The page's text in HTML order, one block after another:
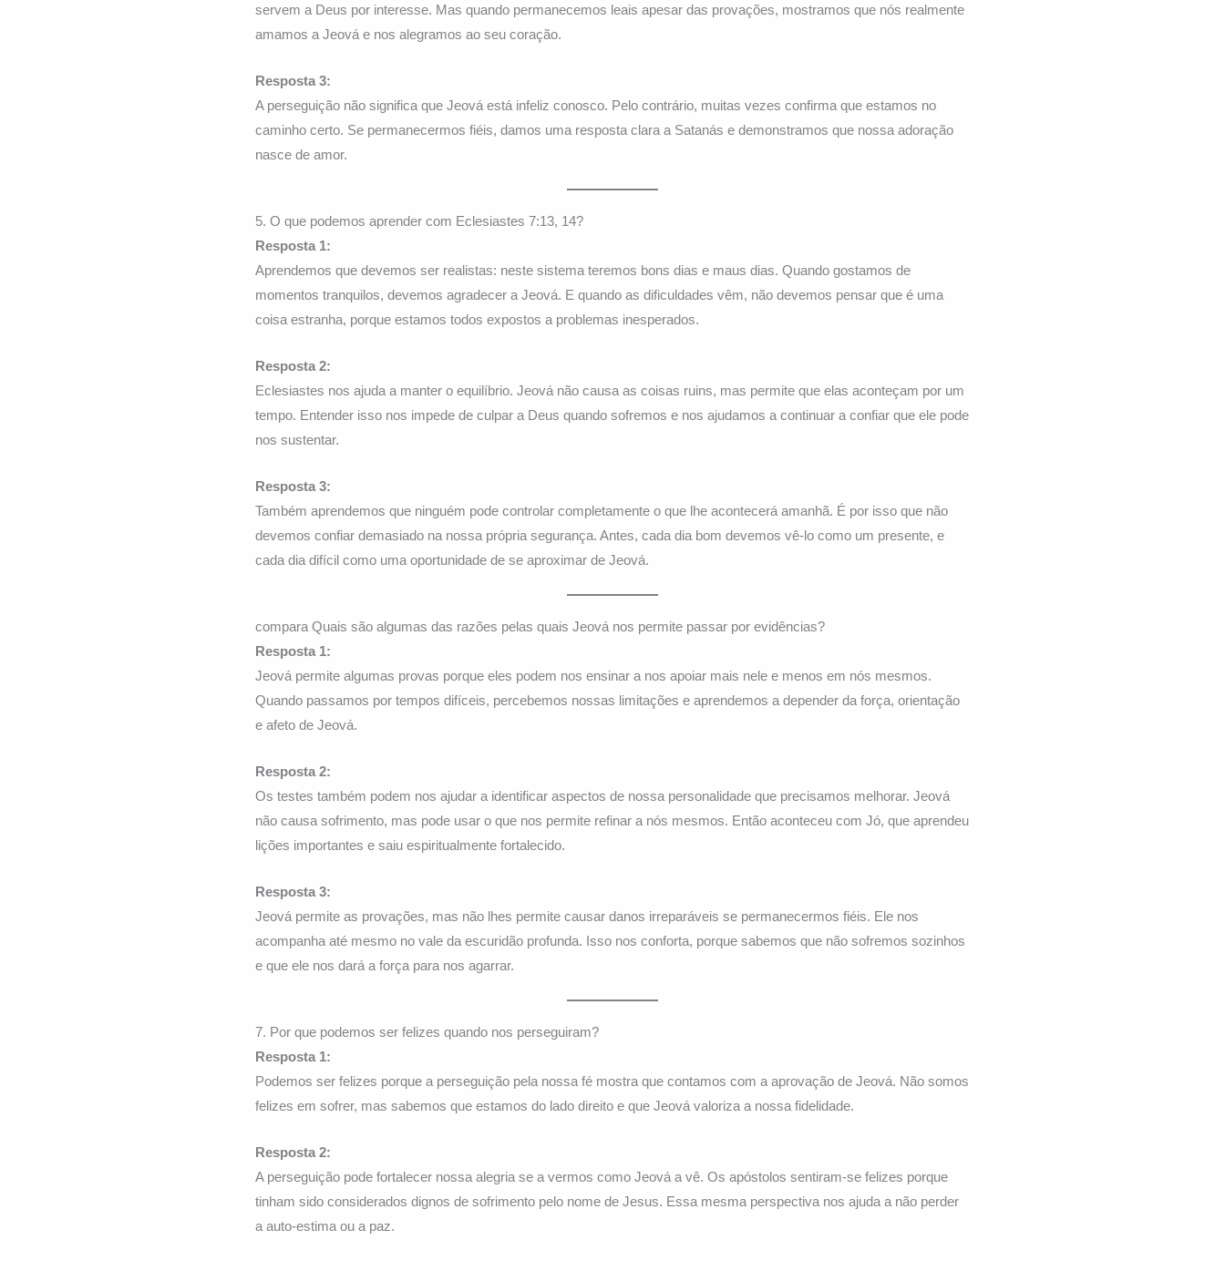
servem a Deus por interesse. Mas quando permanecemos leais apesar das provações, mostramos que nós realmente
amamos a Jeová e nos alegramos ao seu coração.
Resposta 3:
A perseguição não significa que Jeová está infeliz conosco. Pelo contrário, muitas vezes confirma que estamos no
caminho certo. Se permanecermos fiéis, damos uma resposta clara a Satanás e demonstramos que nossa adoração
nasce de amor.
5. O que podemos aprender com Eclesiastes 7:13, 14?
Resposta 1:
Aprendemos que devemos ser realistas: neste sistema teremos bons dias e maus dias. Quando gostamos de
momentos tranquilos, devemos agradecer a Jeová. E quando as dificuldades vêm, não devemos pensar que é uma
coisa estranha, porque estamos todos expostos a problemas inesperados.
Resposta 2:
Eclesiastes nos ajuda a manter o equilíbrio. Jeová não causa as coisas ruins, mas permite que elas aconteçam por um
tempo. Entender isso nos impede de culpar a Deus quando sofremos e nos ajudamos a continuar a confiar que ele pode
nos sustentar.
Resposta 3:
Também aprendemos que ninguém pode controlar completamente o que lhe acontecerá amanhã. É por isso que não
devemos confiar demasiado na nossa própria segurança. Antes, cada dia bom devemos vê-lo como um presente, e
cada dia difícil como uma oportunidade de se aproximar de Jeová.
compara Quais são algumas das razões pelas quais Jeová nos permite passar por evidências?
Resposta 1:
Jeová permite algumas provas porque eles podem nos ensinar a nos apoiar mais nele e menos em nós mesmos.
Quando passamos por tempos difíceis, percebemos nossas limitações e aprendemos a depender da força, orientação
e afeto de Jeová.
Resposta 2:
Os testes também podem nos ajudar a identificar aspectos de nossa personalidade que precisamos melhorar. Jeová
não causa sofrimento, mas pode usar o que nos permite refinar a nós mesmos. Então aconteceu com Jó, que aprendeu
lições importantes e saiu espiritualmente fortalecido.
Resposta 3:
Jeová permite as provações, mas não lhes permite causar danos irreparáveis se permanecermos fiéis. Ele nos
acompanha até mesmo no vale da escuridão profunda. Isso nos conforta, porque sabemos que não sofremos sozinhos
e que ele nos dará a força para nos agarrar.
7. Por que podemos ser felizes quando nos perseguiram?
Resposta 1:
Podemos ser felizes porque a perseguição pela nossa fé mostra que contamos com a aprovação de Jeová. Não somos
felizes em sofrer, mas sabemos que estamos do lado direito e que Jeová valoriza a nossa fidelidade.
Resposta 2:
A perseguição pode fortalecer nossa alegria se a vermos como Jeová a vê. Os apóstolos sentiram-se felizes porque
tinham sido considerados dignos de sofrimento pelo nome de Jesus. Essa mesma perspectiva nos ajuda a não perder
a auto-estima ou a paz.